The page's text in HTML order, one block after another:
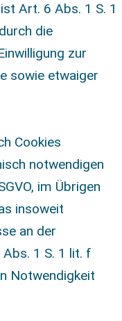
Art. 6 Abs. 1 S. 1
die
zur
sowie etwaiger
Cookies
notwendigen
im Übrigen
insoweit
an der
1 S. 1 lit. f
Notwendigkeit